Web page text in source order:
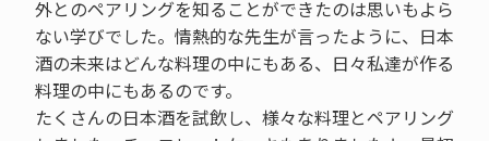
外とのペアリングを知ることができたのは思いもよら
ない学びでした。情熱的な先生が言ったように、日本
酒の未来はどんな料理の中にもある、日々私達が作る
料理の中にもあるのです。
たくさんの日本酒を試飲し、様々な料理とペアリング